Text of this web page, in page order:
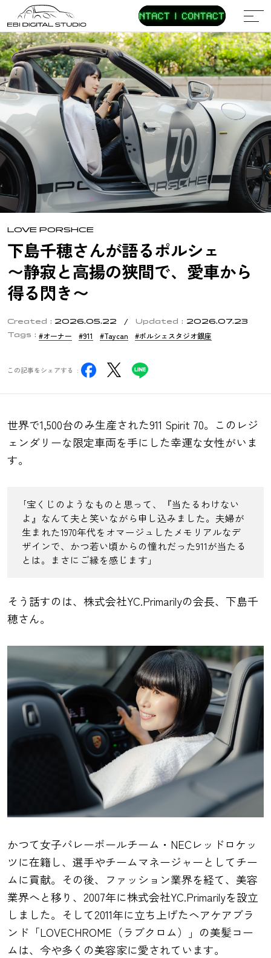
TOP
CONTENTS
REVIEWS
レビュー
CUSTOMIZE
カスタマイズ
HERITAGE
ヘリテージ
RACE LIFESTYLE
ライフスタイル
EVENT
イベント
LOVE PORSCHE
オーナーレビュー
SPECIAL EXPERIENCE
NEWS
TEAM EBI DIGITAL STUDIO
© 2025 EBI Marketing Co., Ltd. EBI GROUP 認定中古車在庫
LOVE PORSHCE
下島千穂さんが語るポルシェ
〜静寂と高揚の狭間で、愛車から
得る閃き〜
Created 2026.05.22 Updated
2026.07.23
Tags
#オーナー #911 #Taycan #ポルシェスタジオ銀座
この記事をシェアする
世界で1,500台のみ生産された911 Spirit 70。このレジ
ェンダリーな限定車両を手にした幸運な女性がいま
す。
｢宝くじのようなものと思って、『当たるわけない
よ』なんて夫と笑いながら申し込みました。夫婦が
生まれた1970年代をオマージュしたメモリアルなデ
ザインで、かつ若い頃からの憧れだった911が当たる
とは。まさにご縁を感じます」
そう話すのは、株式会社YC.Primarilyの会長、下島千
穂さん。
かつて女子バレーボールチーム・NECレッドロケッ
ツに在籍し、選手やチームマネージャーとしてチー
ムに貢献。その後、ファッション業界を経て、美容
業界へと移り、2007年に株式会社YC.Primarilyを設立
しました。そして2011年に立ち上げたヘアケアブラ
ンド「LOVECHROME（ラブクロム）」の美髪コー
ムは、今や多くの美容家に愛されています。